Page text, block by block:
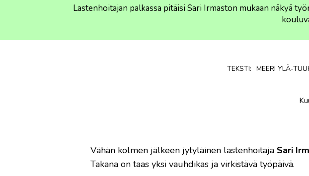
Lastenhoitajan palkassa pitäisi Sari Irmaston mukaan näkyä
TEKSTI: MEERI YLÄ-
Vähän kolmen jälkeen jytyläinen lastenhoitaja Sari
Takana on taas yksi vauhdikas ja virkistävä työpäivä.